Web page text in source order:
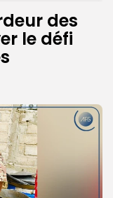
des
le défi